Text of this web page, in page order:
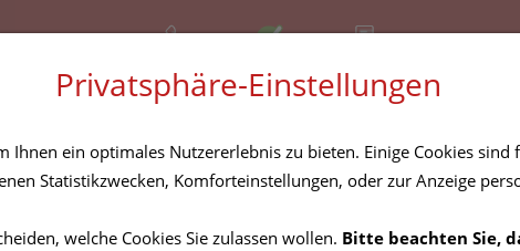
+43 (01) 3683167 Offen Rezept-Anfrage
Privatsphäre-Einstellungen
Ihnen ein optimales Nutzererlebnis zu bieten. Einige Cookies sind
Statistikzwecken, Komforteinstellungen, oder zur Anzeige
welche Cookies Sie zulassen wollen. Bitte beachten Sie,